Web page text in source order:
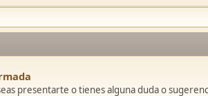
presentarte o tienes alguna duda o